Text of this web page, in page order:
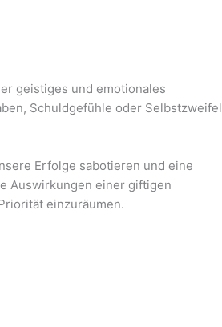
geistiges und emotionales
Schuldgefühle oder Selbstzweifel
Erfolge sabotieren und eine
Auswirkungen einer giftigen
einzuräumen.